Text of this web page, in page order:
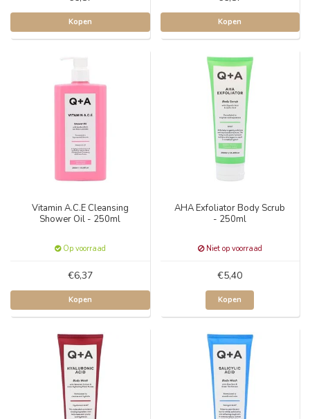
Kopen Kopen
Vitamin A.C.E Cleansing
Shower Oil - 250ml
Op voorraad
€6,37
Kopen
AHA Exfoliator Body Scrub
- 250ml
Niet op voorraad
€5,40
Kopen